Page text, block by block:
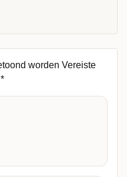
worden Vereiste
*